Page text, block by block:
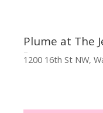
Plume at The
1200 16th St NW,